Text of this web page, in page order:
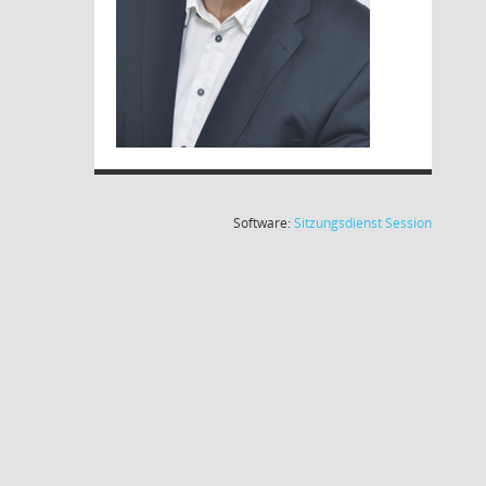
Software:SitzungsdienstSession(Wird in